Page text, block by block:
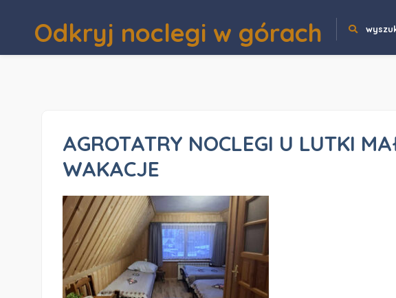
Odkryj noclegi w górach
AGROTATRY NOCLEGI U LUTKI
WAKACJE